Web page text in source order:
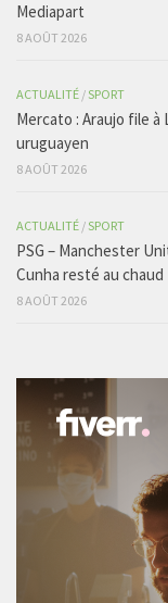
Mediapart
8 AOÛT 2026
ACTUALITÉ /SPORT
Mercato : Araujo file
uruguayen
8 AOÛT 2026
ACTUALITÉ /SPORT
PSG – Manchester
Cunha resté au chaud
8 AOÛT 2026